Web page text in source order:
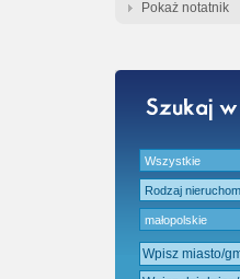
Pokaż notatnik